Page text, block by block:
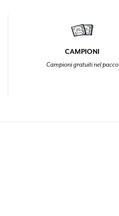
CAMPIONI
Campioni gratuiti nel pacco